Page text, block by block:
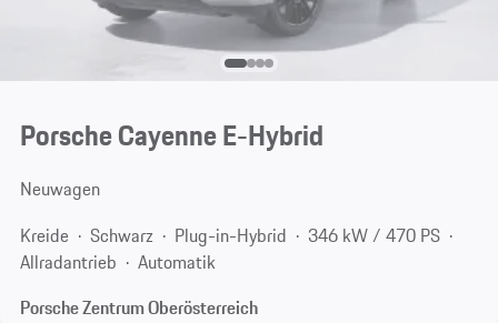
Porsche Cayenne E-Hybrid
Neuwagen
Kreide
Schwarz Plug-in-Hybrid
346 kW / 470 PS
Allradantrieb
Automatik
Porsche Zentrum Oberösterreich